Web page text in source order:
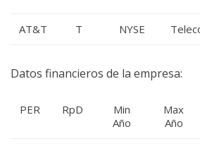
AT&T T NYSE
Datos financieros de la empresa:
PER RpD
Min
Año
Max
Año